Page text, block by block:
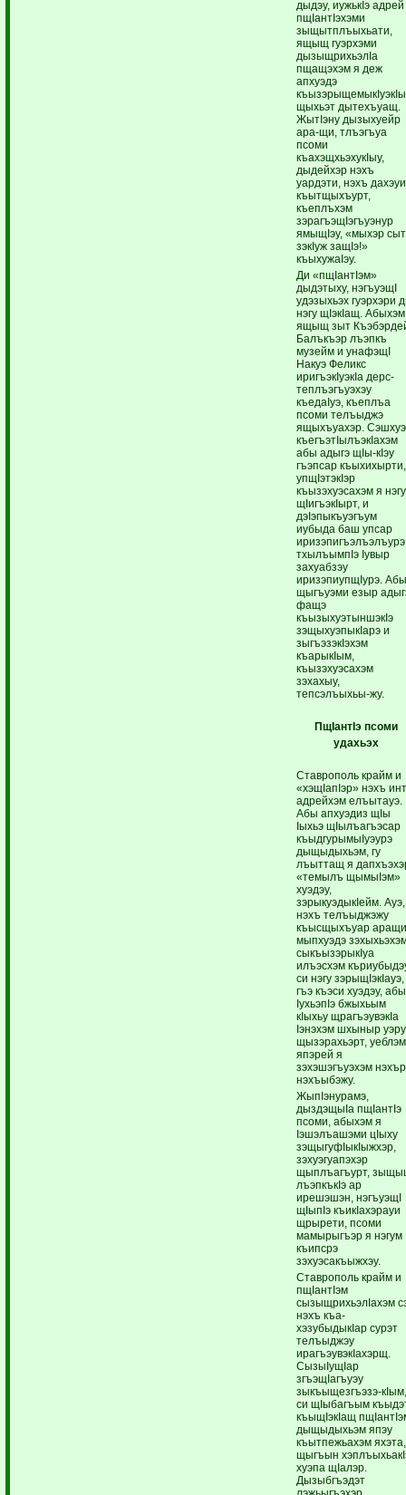
дыдэу, иужькIэ адрей
пщIантIэхэми
зыщытплъыхьати,
ящыщ гуэрхэми
дызыщрихьэлIа
пщащэхэм я деж
апхуэдэ
щыхьэт дытехъуащ.
ЖытIэну дызыхуейр
ара-щи, тлъэгъуа
псоми
къахэщхьэхукIыу,
дыдейхэр нэхъ
уардэти, нэхъ дахэуи
къытщыхъурт,
къеплъхэм
зэрагъэщIэгъуэнур
ямыщIэу, «мыхэр
зэкIуж защIэ!»
къыхужаIэу.
Ди «пщIантIэм»
дыдэтыху, нэгъуэщI
удэзыхьэх гуэрхэри
нэгу щIэкIащ. Абыхэм
ящыщ зыт
Балъкъэр лъэпкъ
музейм и унафэщI
Накуэ Феликс
иригъэкIуэкIа дерс-
теплъэгъуэхэу
къедаIуэ, къеплъа
псоми телъыджэ
ящыхъуахэр.
къегъэтIылъэкIахэм
абы адыгэ щIы-кIэу
гъэпсар
упщIэтэкIэр
къызэхуэсахэм я нэгу
щIигъэкIырт, и
дэIэпыкъуэгъум
иубыда баш упсар
тхылъымпIэ Iувыр
захуабзэу
иризэпиупщIурэ.
щыгъуэми езыр
фащэ
къызыхуэтыншэкIэ
зэщыхуэпыкIарэ и
зыгъэзэкIэхэм
къарыкIым,
къызэхуэсахэм
зэхахыу,
тепсэлъыхьы-жу.
ПщIантIэ псоми
удахьэх
Ставрополь крайм и
«хэщIапIэр» нэхъ
адрейхэм елъытауэ.
Абы апхуэдиз щIы
Iыхьэ щIылъагъэсар
къыдгурымыIуэурэ
дыщыдыхьэм, гу
лъыттащ я
«темылъ щымыIэм»
хуэдэу,
зэрыкуэдыкIейм. Ауэ,
нэхъ телъыджэжу
къысщыхъуар
мыпхуэдэ
сыкъызэрыкIуа
илъэсхэм
си нэгу зэрыщIэкIауэ,
гъэ къэси хуэдэу,
IухьэпIэ бжыхьым
кIыхьу щрагъэувэкIа
Iэнэхэм шхыныр уэру
щызэрахьэрт,
япэрей я
зэхэшэгъуэхэм
нэхъыбэжу.
ЖыпIэнурамэ,
дыздэщыIа пщIантIэ
псоми, абыхэм я
Iэшэлъашэми цIыху
зэщыгуфIыкIыжхэр,
зэхуэгуапэхэр
щыплъагъурт,
лъэпкъкIэ ар
ирешэшэн, нэгъуэщI
щIыпIэ къикIахэрауи
щрырети, псоми
мамырыгъэр я нэгум
къипсрэ
зэхуэсакъыжхэу.
Ставрополь крайм и
пщIантIэм
сызыщрихьэлIахэм
нэхъ къа-
хэзубыдыкIар сурэт
телъыджэу
ирагъэувэкIахэрщ.
СызыIущIар
згъэщIагъуэу
зыкъыщезгъэзэ-
си щIыбагъым
къыщIэкIащ
дыщыдыхьэм япэу
къытпежьахэм яхэта,
щыгъын
хуэпа щIалэр.
Дызыбгъэдэт